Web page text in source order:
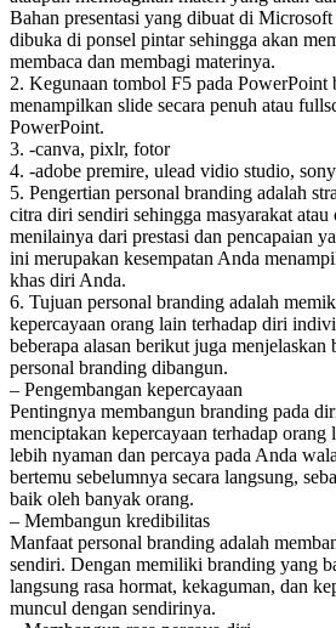
Bahan presentasi yang dibuat di
dibuka di ponsel pintar sehingga akan
membaca dan membagi materinya.
2. Kegunaan tombol F5 pada
menampilkan slide secara penuh atau
PowerPoint.
3. -canva, pixlr, fotor
4. -adobe premire, ulead vidio studio,
5. Pengertian personal branding adalah
citra diri sendiri sehingga masyarakat atau
menilainya dari prestasi dan pencapaian
ini merupakan kesempatan Anda
khas diri Anda.
6. Tujuan personal branding adalah
kepercayaan orang lain terhadap diri
beberapa alasan berikut juga menjelaskan
personal branding dibangun.
– Pengembangan kepercayaan
Pentingnya membangun branding pada
menciptakan kepercayaan terhadap orang
lebih nyaman dan percaya pada Anda
bertemu sebelumnya secara langsung,
baik oleh banyak orang.
– Membangun kredibilitas
Manfaat personal branding adalah
sendiri. Dengan memiliki branding yang
langsung rasa hormat, kekaguman, dan
muncul dengan sendirinya.